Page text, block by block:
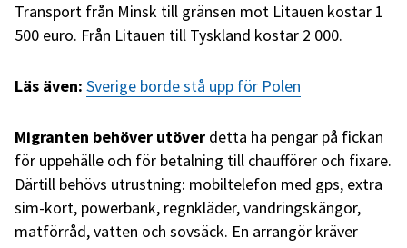
Transport från Minsk till gränsen mot Litauen kostar 1
500 euro. Från Litauen till Tyskland kostar 2 000.
Läs även: Sverige borde stå upp för Polen
Migranten behöver utöver detta ha pengar på fickan
för uppehälle och för betalning till chaufförer och fixare.
Därtill behövs utrustning: mobiltelefon med gps, extra
sim-kort, powerbank, regnkläder, vandringskängor,
matförråd, vatten och sovsäck. En arrangör kräver